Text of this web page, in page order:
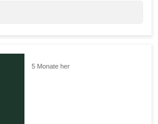
5 Monate her